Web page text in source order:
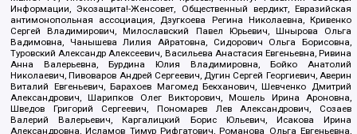
Информации, Экозащита!-Женсовет, Общественный вердикт, Евразийская
антимонопольная ассоциация, Дзугкоева Регина Николаевна, Кривенко
Сергей Владимирович, Милославский Павел Юрьевич, Шнырова Ольга
Вадимовна, Чанышева Лилия Айратовна, Сидорович Ольга Борисовна,
Туровский Александр Алексеевич, Васильева Анастасия Евгеньевна, Ривина
Анна Валерьевна, Бурдина Юлия Владимировна, Бойко Анатолий
Николаевич, Пивоваров Андрей Сергеевич, Дугин Сергей Георгиевич, Аверин
Виталий Евгеньевич, Барахоев Магомед Бекханович, Шевченко Дмитрий
Александрович, Шарипков Олег Викторович, Мошель Ирина Ароновна,
Шведов Григорий Сергеевич, Пономарев Лев Александрович, Созаев
Валерий Валерьевич, Каргалицкий Борис Юльевич, Исакова Ирина
Александровна, Исламов Тимур Рифгатович, Романова Ольга Евгеньевна,